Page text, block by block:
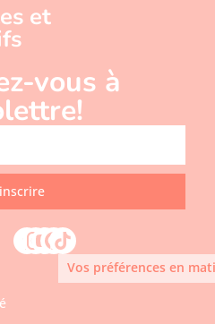
et
vous à
Vos préférences en